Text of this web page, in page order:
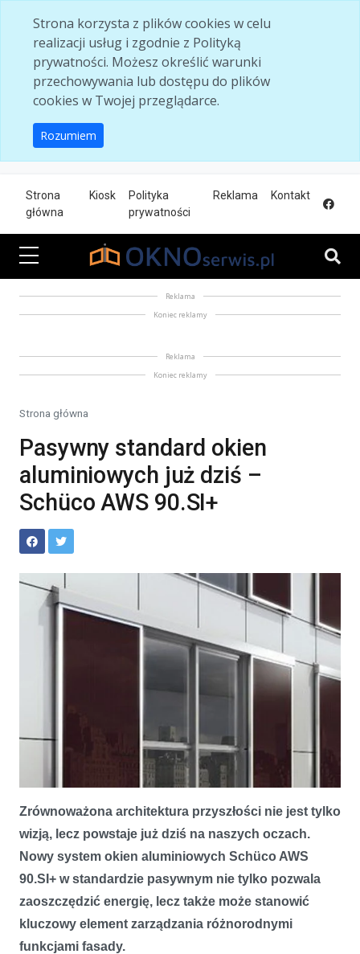
Strona korzysta z plików cookies w celu
realizacji usług i zgodnie z Polityką
prywatności. Możesz określić warunki
przechowywania lub dostępu do plików
cookies w Twojej przeglądarce.
Rozumiem
Strona
główna
Kiosk
Polityka
prywatności
Reklama Kontakt
Reklama
Koniec reklamy
Reklama
Koniec reklamy
Strona główna
Pasywny standard okien
aluminiowych już dziś –
Schüco AWS 90.SI+
Pasywny standard okien aluminiowych już dziś – Schüco AWS
90.SI+
Zrównoważona architektura przyszłości nie jest tylko
wizją, lecz powstaje już dziś na naszych oczach.
Nowy system okien aluminiowych Schüco AWS
90.SI+ w standardzie pasywnym nie tylko pozwala
zaoszczędzić energię, lecz także może stanowić
kluczowy element zarządzania różnorodnymi
funkcjami fasady.